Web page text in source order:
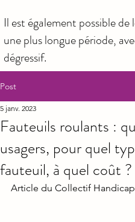
Il est également possible de
une plus longue période,
dégressif.
Post
Fauteuils roulants :
usagers, pour quel
fauteuil, à quel coût ?
5 janv. 2023
Article du Collectif Handicap